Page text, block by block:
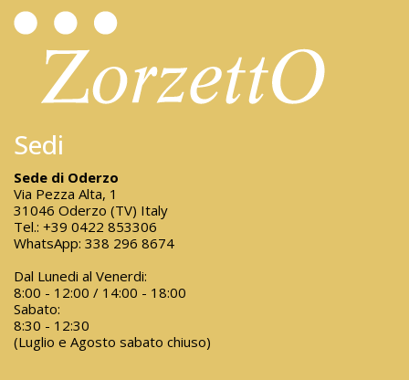
Sedi
Sede di Oderzo
Via Pezza Alta, 1
31046 Oderzo (TV) Italy
Tel.: +39 0422 853306
WhatsApp: 338 296 8674
Dal Lunedi al Venerdi:
8:00 - 12:00 / 14:00 - 18:00
Sabato:
8:30 - 12:30
(Luglio e Agosto sabato chiuso)